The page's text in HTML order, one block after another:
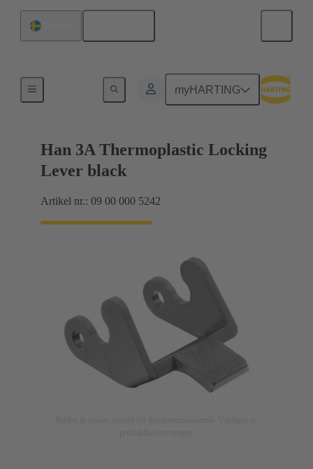
myHARTING
Låsningssystem
Han 3A Thermoplastic Locking
Lever black
Artikel nr.: 09 00 000 5242